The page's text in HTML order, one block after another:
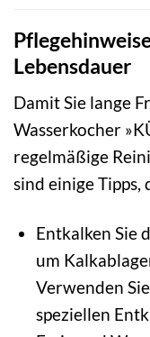
Lebensdauer
Damit Sie lange
Wasserkocher
regelmäßige
sind einige Tipps,
Entkalken Sie
um
Verwenden
speziellen